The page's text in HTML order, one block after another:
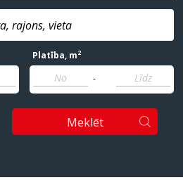
Platība, m2
-
Meklēt